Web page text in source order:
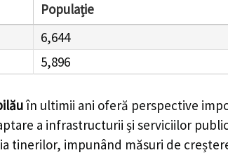
Populație
6,644
5,896
în ultimii ani oferă perspective
a infrastructurii și serviciilor
tinerilor, impunând măsuri de